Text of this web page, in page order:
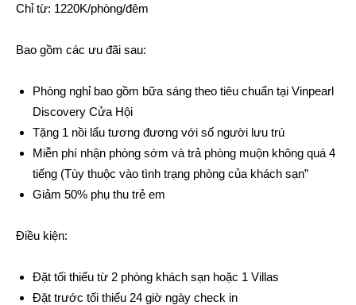
Chỉ từ: 1220K/phòng/đêm
Bao gồm các ưu đãi sau:
Phòng nghỉ bao gồm bữa sáng theo tiêu chuẩn tại Vinpearl
Discovery Cửa Hội
Tặng 1 nồi lẩu tương đương với số người lưu trú
Miễn phí nhận phòng sớm và trả phòng muộn không quá 4
tiếng (Tùy thuộc vào tình trạng phòng của khách sạn”
Giảm 50% phụ thu trẻ em
Điều kiện:
Đặt tối thiểu từ 2 phòng khách sạn hoặc 1 Villas
Đặt trước tối thiểu 24 giờ ngày check in